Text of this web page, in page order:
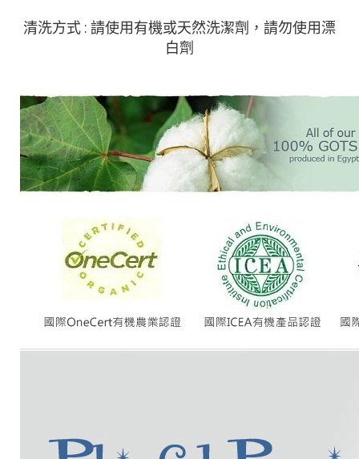
清洗方式 : 請使用有機或天然洗潔劑，請勿使用漂
白劑